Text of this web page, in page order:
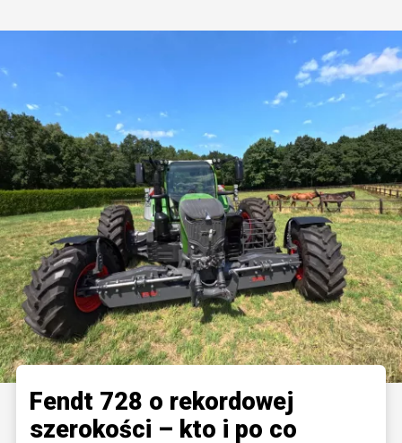
Fendt 728 o rekordowej
szerokości – kto i po co